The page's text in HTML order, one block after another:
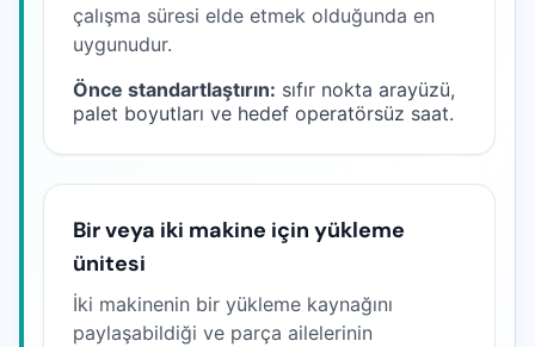
çalışma süresi elde etmek olduğunda en
uygunudur.
Önce standartlaştırın: sıfır nokta arayüzü,
palet boyutları ve hedef operatörsüz saat.
Bir veya iki makine için yükleme
ünitesi
İki makinenin bir yükleme kaynağını
paylaşabildiği ve parça ailelerinin